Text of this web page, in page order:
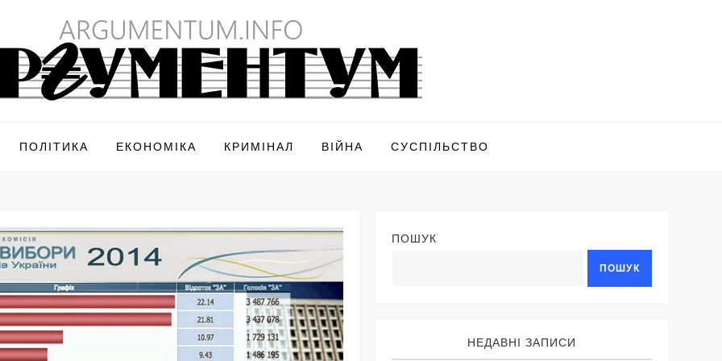
ПОЛІТИКА ЕКОНОМІКА КРИМІНАЛ ВІЙНА СУСПІЛЬСТВО
ПОШУК
ПОШУК
НЕДАВНІ ЗАПИСИ